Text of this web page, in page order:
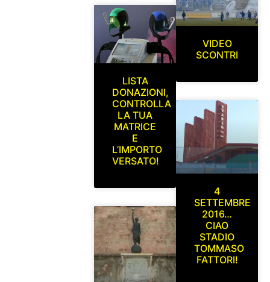
LISTA
DONAZIONI,
CONTROLLA
LA TUA
MATRICE
E
L’IMPORTO
VERSATO!
VIDEO
SCONTRI
4
SETTEMBRE
2016…
CIAO
STADIO
TOMMASO
FATTORI!